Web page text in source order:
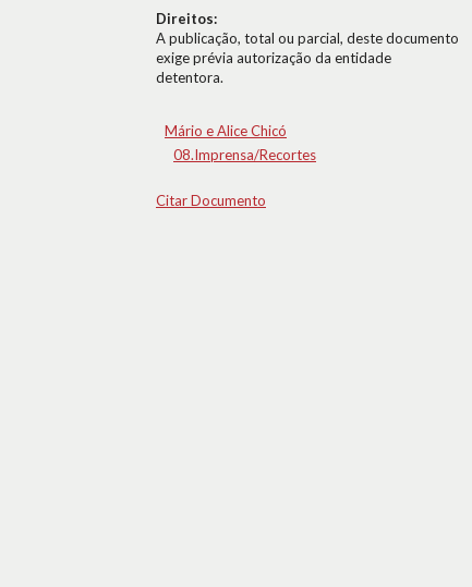
Direitos:
A publicação, total ou parcial, deste documento
exige prévia autorização da entidade
detentora.
Mário e Alice Chicó
08.Imprensa/Recortes
Citar Documento